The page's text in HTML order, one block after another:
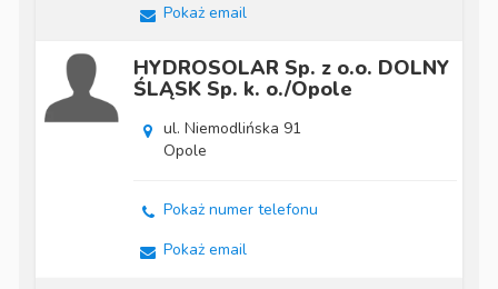
Pokaż email
HYDROSOLAR Sp. z o.o. DOLNY
ŚLĄSK Sp. k. o./Opole
ul. Niemodlińska 91
Opole
Pokaż numer telefonu
Pokaż email